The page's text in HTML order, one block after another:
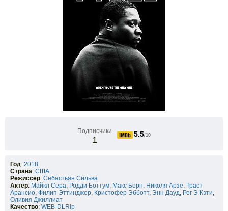
Подписчики
1
5.5/10
Год: 2018
Страна: США
Режиссёр: Себастьян Сильва
Актер: Майкл Сера, Родди Боттум, Макс Борн, Николя Арзе, Траст
Арансио, Филип Эттинджер, Кристофер Эбботт, Энн Дауд, Рег Э Кэти,
Оливия Джиллиат
Качество: WEB-DLRip